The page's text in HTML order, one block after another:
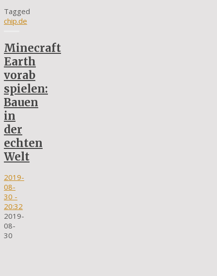
Tagged
chip.de
Minecraft
Earth
vorab
spielen:
Bauen
in
der
echten
Welt
2019-
08-
30 -
20:32
2019-
08-
30